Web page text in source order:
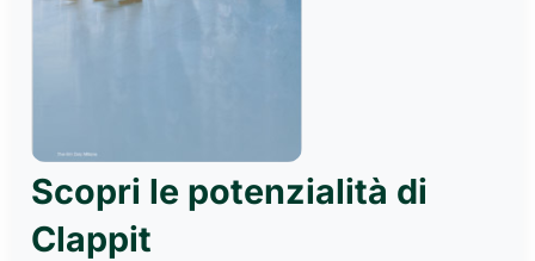
Scopri le potenzialità di
Clappit